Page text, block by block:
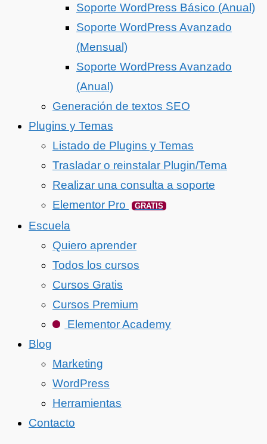
Soporte WordPress Básico (Anual)
Soporte WordPress Avanzado
(Mensual)
Soporte WordPress Avanzado
(Anual)
Generación de textos SEO
Plugins y Temas
Listado de Plugins y Temas
Trasladar o reinstalar Plugin/Tema
Realizar una consulta a soporte
Elementor Pro
GRATIS
Escuela
Quiero aprender
Todos los cursos
Cursos Gratis
Cursos Premium
Elementor Academy
Blog
Marketing
WordPress
Herramientas
Contacto